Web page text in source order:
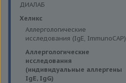
ДИАЛАБ
Биохимия крови
Хеликс
Аллергологические
исследования (IgE, ImmunoCAP)
Аллергены животных
Аллергены пыльцы
Аллергокомпоненты
Аллергологические
исследования
(индивидуальные аллергены
IgE, IgG)